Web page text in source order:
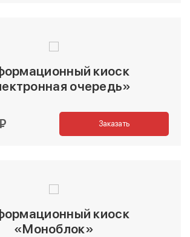
киоск
очередь»
Заказать
киоск
«Моноблок»